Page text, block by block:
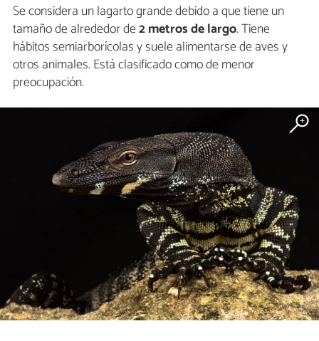
Se considera un lagarto grande debido a que tiene un
tamaño de alrededor de2 metros de largo. Tiene
hábitos semiarborícolas y suele alimentarse de aves y
otros animales. Está clasificado como de menor
preocupación.